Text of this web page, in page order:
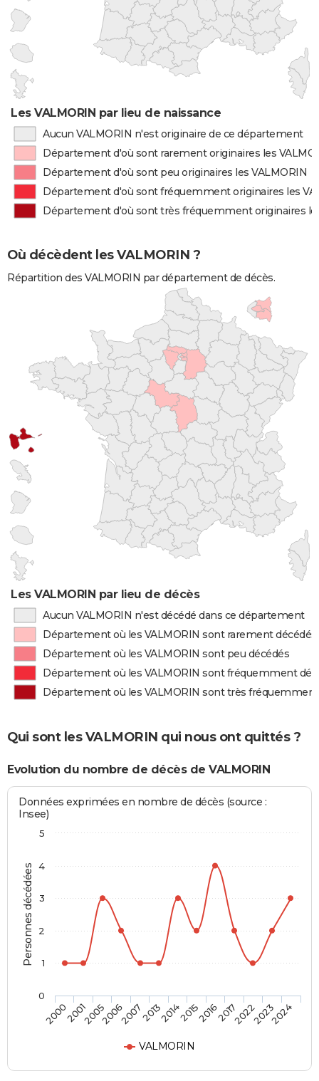
Les VALMORIN par lieu de naissance
Aucun VALMORIN n'est originaire de ce département
Département d'où sont rarement originaires les
Département d'où sont peu originaires les VALMORIN
Département d'où sont fréquemment originaires les
Département d'où sont très fréquemment originaires
Où décèdent les VALMORIN ?
Répartition des VALMORIN par département de décès.
Les VALMORIN par lieu de décès
Aucun VALMORIN n'est décédé dans ce département
Département où les VALMORIN sont rarement décédés
Département où les VALMORIN sont peu décédés
Département où les VALMORIN sont fréquemment
Département où les VALMORIN sont très
Qui sont les VALMORIN qui nous ont quittés ?
Evolution du nombre de décès de VALMORIN
Personnes décédées
Données exprimées en nombre de décès (source :
Insee)
VALMORIN
2000200120052006200720132014201520162017202220232024
0
1
2
3
4
5